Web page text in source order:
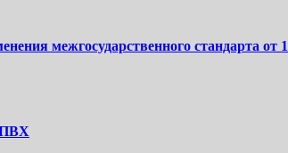
межгосударственного стандарта от
ПВХ